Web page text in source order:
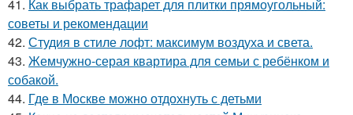
41. Как выбрать трафарет для плитки прямоугольный:
советы и рекомендации
42. Студия в стиле лофт: максимум воздуха и света.
43. Жемчужно-серая квартира для семьи с ребёнком и
собакой.
44. Где в Москве можно отдохнуть с детьми